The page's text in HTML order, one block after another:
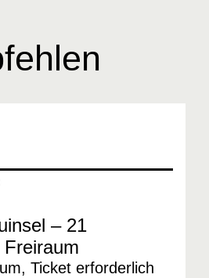
– 21
Ticket erforderlich